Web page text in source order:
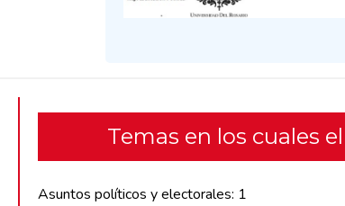
Temas en los cuales
Asuntos políticos y electorales: 1